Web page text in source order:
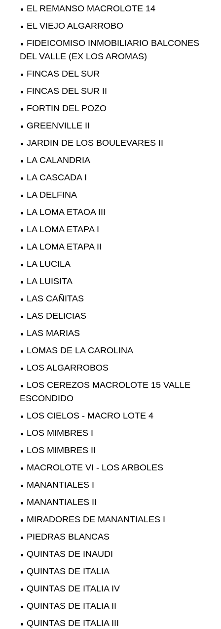
EL REMANSO MACROLOTE 14
EL VIEJO ALGARROBO
FIDEICOMISO INMOBILIARIO BALCONES
DEL VALLE (EX LOS AROMAS)
FINCAS DEL SUR
FINCAS DEL SUR II
FORTIN DEL POZO
GREENVILLE II
JARDIN DE LOS BOULEVARES II
LA CALANDRIA
LA CASCADA I
LA DELFINA
LA LOMA ETAOA III
LA LOMA ETAPA I
LA LOMA ETAPA II
LA LUCILA
LA LUISITA
LAS CAÑITAS
LAS DELICIAS
LAS MARIAS
LOMAS DE LA CAROLINA
LOS ALGARROBOS
LOS CEREZOS MACROLOTE 15 VALLE
ESCONDIDO
LOS CIELOS - MACRO LOTE 4
LOS MIMBRES I
LOS MIMBRES II
MACROLOTE VI - LOS ARBOLES
MANANTIALES I
MANANTIALES II
MIRADORES DE MANANTIALES I
PIEDRAS BLANCAS
QUINTAS DE INAUDI
QUINTAS DE ITALIA
QUINTAS DE ITALIA IV
QUINTAS DE ITALIA II
QUINTAS DE ITALIA III